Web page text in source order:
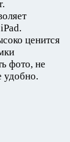
ценится
фото, не
удобно.